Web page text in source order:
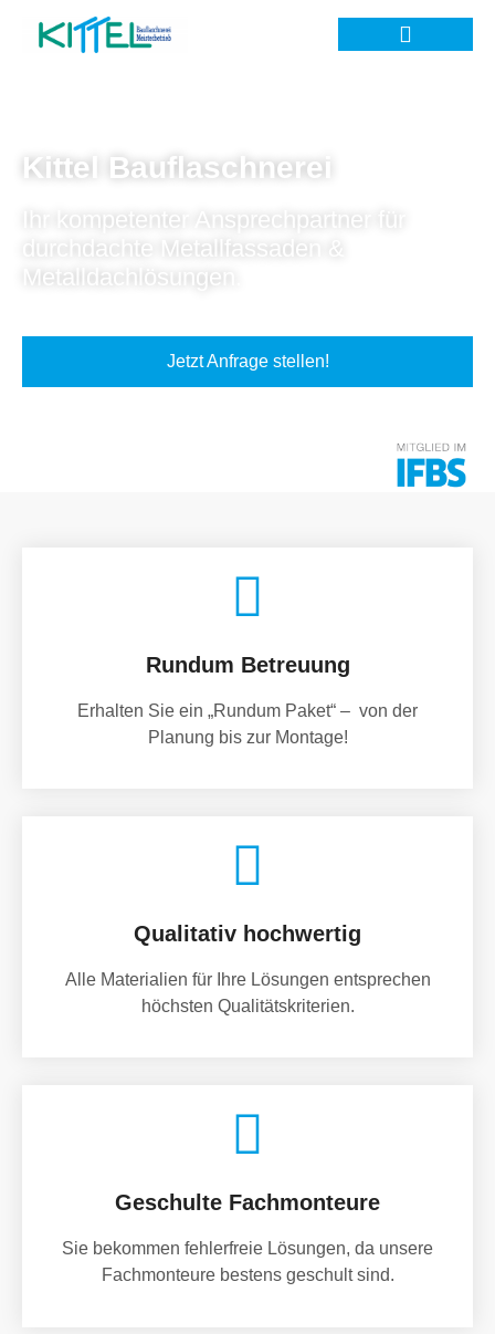
Kittel Bauflaschnerei
Ihr kompetenter Ansprechpartner für
durchdachte Metallfassaden &
Metalldachlösungen.
Jetzt Anfrage stellen!
Rundum Betreuung
Erhalten Sie ein „Rundum Paket“ – von der
Planung bis zur Montage!
Qualitativ hochwertig
Alle Materialien für Ihre Lösungen entsprechen
höchsten Qualitätskriterien.
Geschulte Fachmonteure
Sie bekommen fehlerfreie Lösungen, da unsere
Fachmonteure bestens geschult sind.